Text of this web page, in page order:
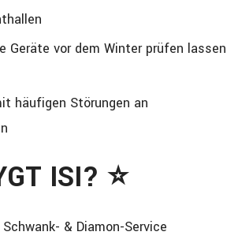
Geräte vor dem Winter prüfen lassen
häufigen Störungen an
ISI? ⭐
& Diamon-Service